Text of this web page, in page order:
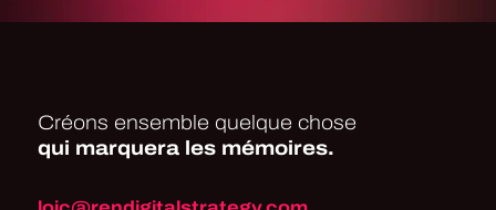
Créons ensemble quelque chose
qui marquera les mémoires.